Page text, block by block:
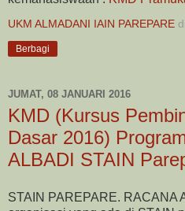
UKM ALMADANI IAIN PAREPARE di
Berbagi
JUMAT, 08 JANUARI 2016
KMD (Kursus
Dasar 2016)
ALBADI STAIN
STAIN PAREPARE. RACANA